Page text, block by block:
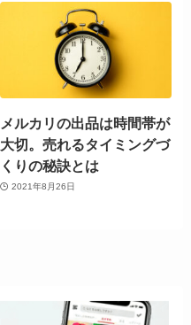
メルカリの出品は時間帯が
大切。売れるタイミングづ
くりの秘訣とは
2021年8月26日